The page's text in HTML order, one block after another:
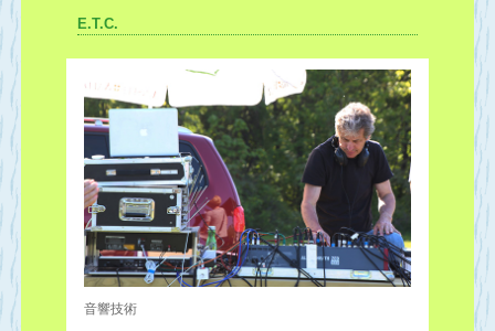
E.T.C.
音響技術